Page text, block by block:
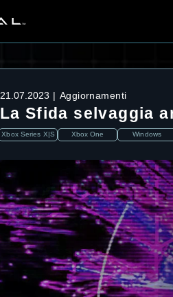
21.07.2023 Aggiornamenti
La Sfida selvaggia
Xbox Series X|S Xbox One Windows